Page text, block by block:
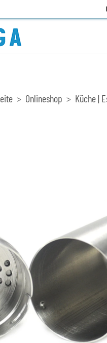
Onlineshop Küche |